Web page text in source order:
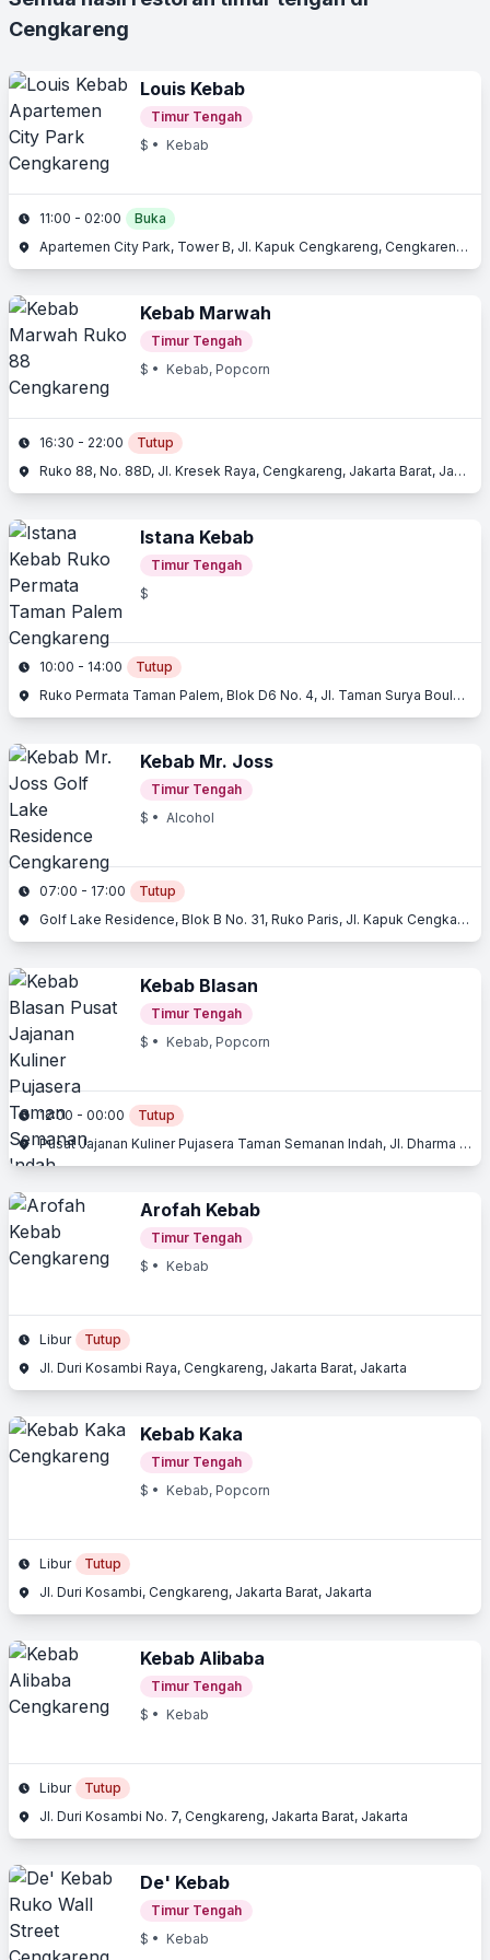
Cengkareng
Louis Kebab
Timur Tengah
$ • Kebab
11:00 - 02:00
Buka
Apartemen City Park, Tower B, Jl. Kapuk Cengkareng, Cengkareng, Jakarta Barat
Kebab Marwah
Timur Tengah
$ • Kebab, Popcorn
16:30 - 22:00
Tutup
Ruko 88, No. 88D, Jl. Kresek Raya, Cengkareng, Jakarta Barat, Jakarta
Istana Kebab
Timur Tengah
$
10:00 - 14:00
Tutup
Ruko Permata Taman Palem, Blok D6 No. 4, Jl. Taman Surya Boulevard, Cengkareng, Jakarta Barat, Jakarta
Kebab Mr. Joss
Timur Tengah
$ • Alcohol
07:00 - 17:00
Tutup
Golf Lake Residence, Blok B No. 31, Ruko Paris, Jl. Kapuk Cengkareng , Cengkareng, Jakarta Barat, Jakarta
Kebab Blasan
Timur Tengah
$ • Kebab, Popcorn
12:00 - 00:00
Tutup
Pusat Jajanan Kuliner Pujasera Taman Semanan Indah, Jl. Dharma Kencana , Cengkareng, Jakarta Barat, Jakarta
Arofah Kebab
Timur Tengah
$ • Kebab
Libur
Tutup
Jl. Duri Kosambi Raya, Cengkareng, Jakarta Barat, Jakarta
Kebab Kaka
Timur Tengah
$ • Kebab, Popcorn
Libur
Tutup
Jl. Duri Kosambi, Cengkareng, Jakarta Barat, Jakarta
Kebab Alibaba
Timur Tengah
$ • Kebab
Libur
Tutup
Jl. Duri Kosambi No. 7, Cengkareng, Jakarta Barat, Jakarta
De' Kebab
Timur Tengah
$ • Kebab